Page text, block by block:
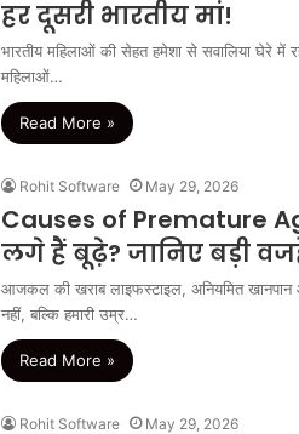
हर दूसरी भारतीय मां!
भारतीय महिलाओं की सेहत हमेशा से सवालिया घेरे में
महिलाओं…
Read More »
Rohit Software May 29, 2026
Causes of Premature
लगे हैं बूढ़े? जानिए बड़ी
आजकल की खराब लाइफस्टाइल, अनियमित खानपान
नहीं, बल्कि हमारी उम्र…
Read More »
Rohit Software May 29, 2026